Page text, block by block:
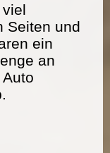
Seiten und
ein
an